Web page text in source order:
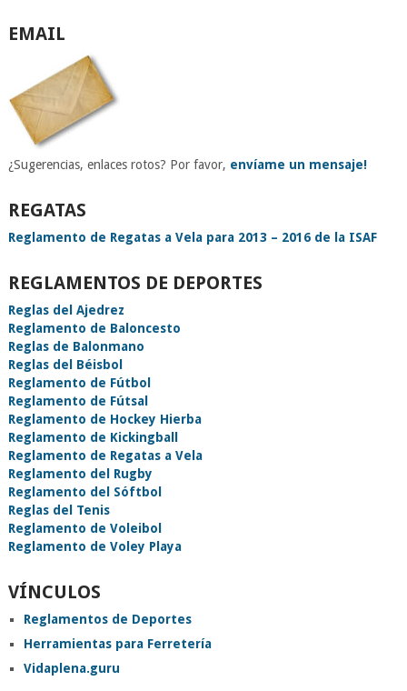
EMAIL
¿Sugerencias, enlaces rotos? Por favor, envíame un mensaje!
REGATAS
Reglamento de Regatas a Vela para 2013 – 2016 de la ISAF
REGLAMENTOS DE DEPORTES
Reglas del Ajedrez
Reglamento de Baloncesto
Reglas de Balonmano
Reglas del Béisbol
Reglamento de Fútbol
Reglamento de Fútsal
Reglamento de Hockey Hierba
Reglamento de Kickingball
Reglamento de Regatas a Vela
Reglamento del Rugby
Reglamento del Sóftbol
Reglas del Tenis
Reglamento de Voleibol
Reglamento de Voley Playa
VÍNCULOS
Reglamentos de Deportes
Herramientas para Ferretería
Vidaplena.guru